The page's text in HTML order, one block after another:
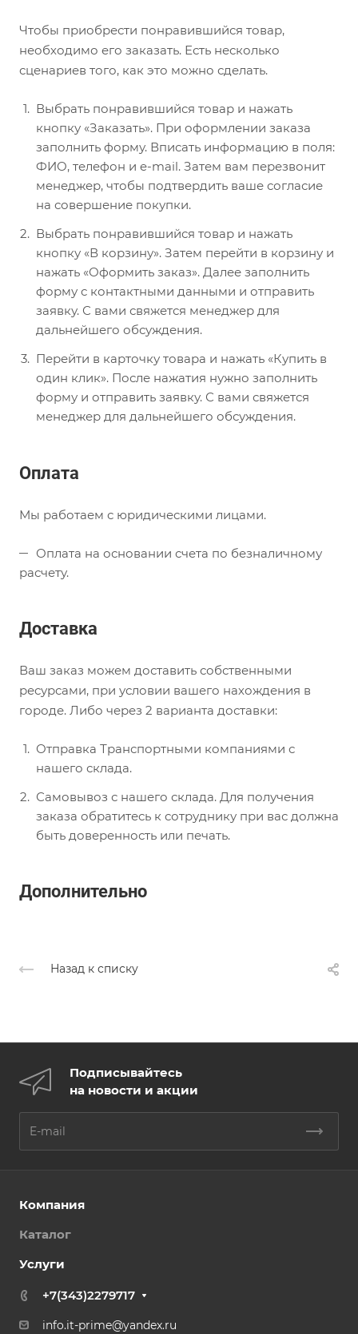
Чтобы приобрести понравившийся товар,
необходимо его заказать. Есть несколько
сценариев того, как это можно сделать.
Выбрать понравившийся товар и нажать
кнопку «Заказать». При оформлении заказа
заполнить форму. Вписать информацию в поля:
ФИО, телефон и e-mail. Затем вам перезвонит
менеджер, чтобы подтвердить ваше согласие
на совершение покупки.
Выбрать понравившийся товар и нажать
кнопку «В корзину». Затем перейти в корзину и
нажать «Оформить заказ». Далее заполнить
форму с контактными данными и отправить
заявку. С вами свяжется менеджер для
дальнейшего обсуждения.
Перейти в карточку товара и нажать «Купить в
один клик». После нажатия нужно заполнить
форму и отправить заявку. С вами свяжется
менеджер для дальнейшего обсуждения.
Оплата
Мы работаем с юридическими лицами.
Оплата на основании счета по безналичному
расчету.
Доставка
Ваш заказ можем доставить собственными
ресурсами, при условии вашего нахождения в
городе. Либо через 2 варианта доставки:
Отправка Транспортными компаниями с
нашего склада.
Самовывоз с нашего склада. Для получения
заказа обратитесь к сотруднику при вас должна
быть доверенность или печать.
Дополнительно
Назад к списку
Подписывайтесь
на новости и акции
Компания
Каталог
Услуги
+7(343)2279717
info.it-prime@yandex.ru